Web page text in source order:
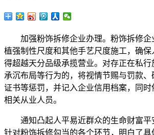
加强粉饰拆修企业办理。粉饰拆修企
植强制性尺度和其他手艺尺度施工，确
得超越天分品级承揽营业。对存正在私行
承沉布局等行为的，将视情节赐与罚款
证书等惩罚，并记入企业信用档案，同
相关从业人员。
通知凸起人平易近群众的生命财富平
针对粉饰拆修勾当的各个环节，明白了具